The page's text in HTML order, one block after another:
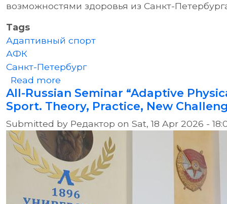
возможностями здоровья из Санкт-
Tags
Адаптивный спорт
АФК
Санкт-Петербург
Read moreabout Всероссийская
All-Russian Seminar “Adaptive
Sport. Theory, Practice, New
Submitted by Редактор on Sat, 18 Apr 2026 -